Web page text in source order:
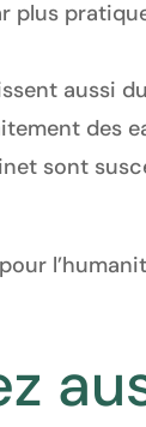
plus
aussi
des
sont